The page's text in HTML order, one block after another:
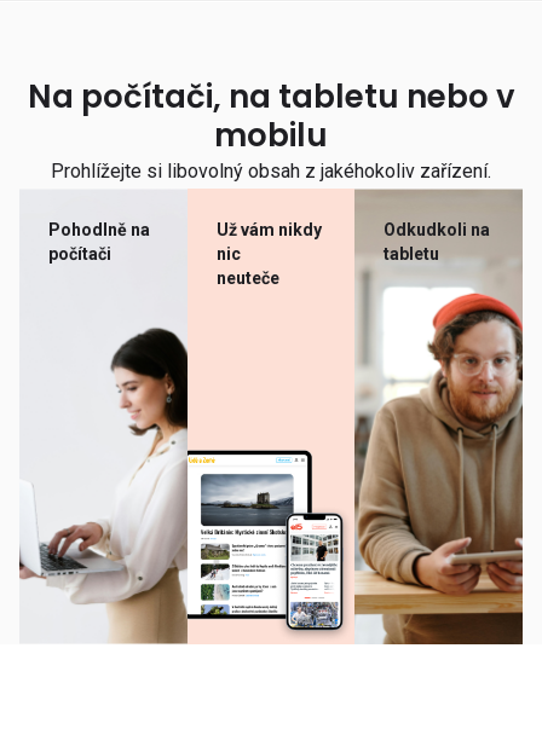
Na počítači, na tabletu nebo v
mobilu
Prohlížejte si libovolný obsah z jakéhokoliv zařízení.
Pohodlně na
počítači
Už vám nikdy
nic
neuteče
Odkudkoli na
tabletu